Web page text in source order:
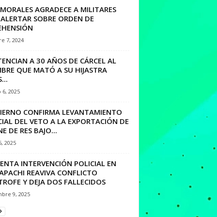
AGRADECE A MILITARES
SOBRE ORDEN DE
7, 2024
A 30 AÑOS DE CÁRCEL AL
QUE MATÓ A SU HIJASTRA
2025
CONFIRMA LEVANTAMIENTO
DEL VETO A LA EXPORTACIÓN DE
DE RES BAJO...
2025
INTERVENCIÓN POLICIAL EN
REAVIVA CONFLICTO
Y DEJA DOS FALLECIDOS
9, 2025